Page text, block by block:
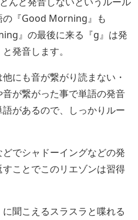
の『Good Morning』も
』の最後に来る『g』は発
発音します。
にも音が繋がり読まない・
が繋がった事で単語の発音
があるので、しっかりルー
でシャドーイングなどの発
ことでこのリエゾンは習得
に聞こえるスラスラと喋れる